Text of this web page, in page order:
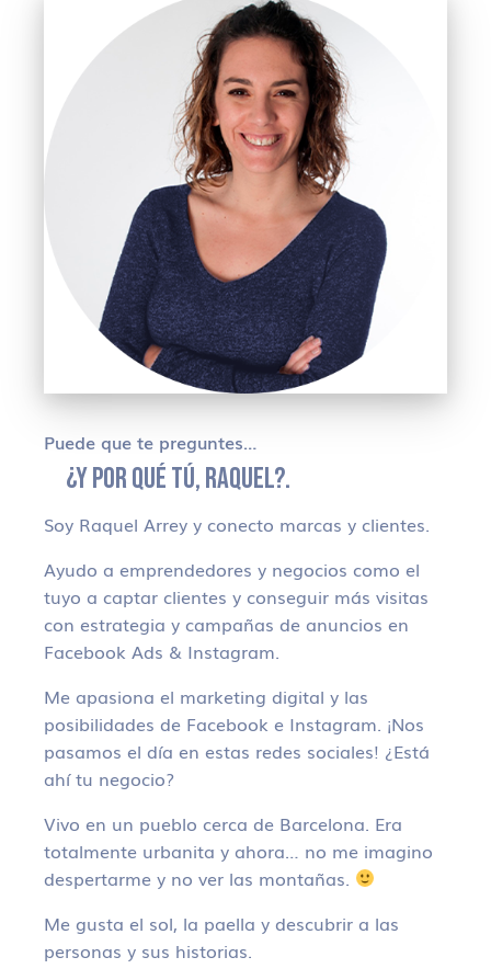
Puede que te preguntes…
¿Y POR QUÉ TÚ, RAQUEL?.
Soy Raquel Arrey y conecto marcas y clientes.
Ayudo a emprendedores y negocios como el
tuyo a captar clientes y conseguir más visitas
con estrategia y campañas de anuncios en
Facebook Ads & Instagram.
Me apasiona el marketing digital y las
posibilidades de Facebook e Instagram. ¡Nos
pasamos el día en estas redes sociales! ¿Está
ahí tu negocio?
Vivo en un pueblo cerca de Barcelona. Era
totalmente urbanita y ahora… no me imagino
despertarme y no ver las montañas.
Me gusta el sol, la paella y descubrir a las
personas y sus historias.